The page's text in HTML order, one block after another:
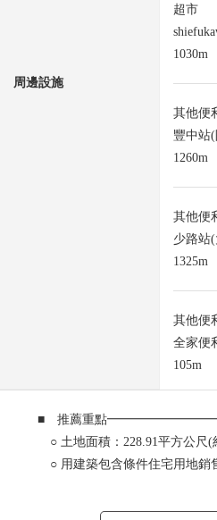
周邊設施
超市
1030m
其他便
豐中站
1260m
其他便
少路站
1325m
其他便
全家便
105m
■ 推薦重點
○ 土地面積：228.91平方公尺(
○ 用建築包含條件住宅用地銷
○ 前面道路幅員：約7.4米